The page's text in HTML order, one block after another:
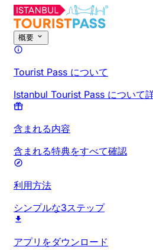
概要
Tourist Pass について
Istanbul Tourist Pass について
含まれる内容
含まれる特典をすべて確認
利用方法
シンプルな3ステップ
アプリをダウンロード